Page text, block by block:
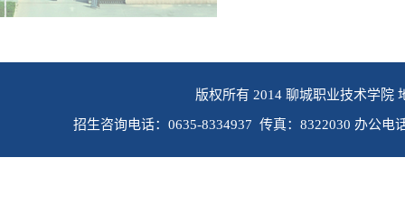
版权所有 2014 聊城职业技术学院
招生咨询电话：0635-8334937 传真：8322030 办公电